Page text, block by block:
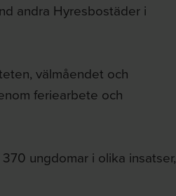
andra Hyresbostäder i
välmåendet och
feriearbete och
ungdomar i olika insatser,